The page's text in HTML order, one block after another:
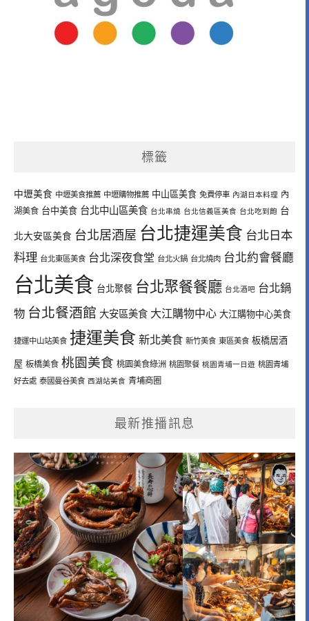
標籤
中壢美食 中壢美食推薦 中壢購物推薦 中山區美食 免費停車 內湖日本料理 內
湖美食 台中美食 台北中山區美食 台北串燒 台北信義區美食 台北吃到飽 台
北大安區美食 台北居酒屋 台北捷運美食 台北日本
料理 台北東區美食 台北深夜食堂 台北火鍋 台北燒肉 台北約會餐廳
台北美食 台北聚餐 台北聚餐餐廳 台北酒吧 台北鍋
物 台北餐酒館 大安區美食 大江購物中心 大江購物中心美食
捷運中山站美食 捷運美食 新北美食 新竹美食 東區美食 板橋居酒
屋 板橋美食 桃園美食 桃園美食綠洲 桃園聚餐 桃園青埔一日遊 桃園青埔
好去處 泰國曼谷美食 西湖站美食 青埔商圈
最新推播訊息